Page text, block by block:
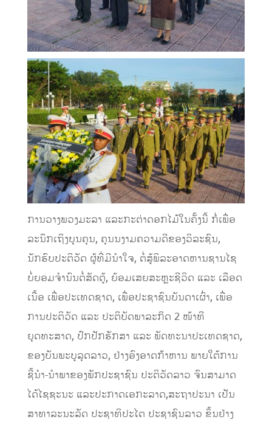
ການວາງພວງມະລາ ແລະກະຕ່າດອກໄມ້ໃນຄັ້ງນີ້ ກໍ່ເພື່ອ
ລະນຶກເຖິງບຸນຄຸນ, ຄຸນນງາມຄວາມດີຂອງວິລະຊົນ,
ນັກຮົບປະຕິວັດ ຜູ້ທີ່ມີນຳໃຈ, ຕໍ່ສູ້ພິລະອາດຫານຊານໄຊ
ບໍ່ຍອມຈຳນົນຕໍ່ສັດຕູ້,​ ຍ້ອມເສຍສະຫຼະຊີວິດ ແລະ ເລືອດ
ເນື້ອ ເພື່ອປະເທດຊາດ, ເພື່ອປະຊາຊົນບັນດາເຜົ່າ, ເພື່ອ
ການປະຕິວັດ ແລະ ປະຕິບັດພາລະກິດ 2 ໜ້າທີ
ຍຸດທະສາດ, ປົກປັກຮັກສາ ແລະ ພັດທະນາປະເທດຊາດ,
ຂອງບັນພະບູລຸດລາວ, ຢ່າງອົງອາດກ້າຫານ ພາຍໃຕ້ການ
ຊີ້ນຳ-ນຳພາຂອງພັກປະຊາຊົນ ປະຕິວັດລາວ ຈົນສາມາດ
ໄດ້ໄຊຊະນະ ແລະປະກາດເອກະລາດ,ສະຖາປະນາ ເປັນ
ສາທາລະນະລັດ ປະຊາທິປະໄຕ ປະຊາຊົນລາວ ຂຶ້ນຢ່າງ